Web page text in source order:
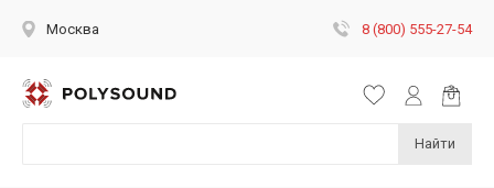
Москва 8 (800) 555-27-54
Найти